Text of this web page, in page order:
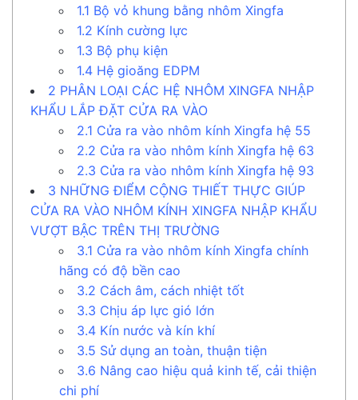
1.1 Bộ vỏ khung bằng nhôm Xingfa
1.2 Kính cường lực
1.3 Bộ phụ kiện
1.4 Hệ gioăng EDPM
2 PHÂN LOẠI CÁC HỆ NHÔM XINGFA NHẬP
KHẨU LẮP ĐẶT CỬA RA VÀO
2.1 Cửa ra vào nhôm kính Xingfa hệ 55
2.2 Cửa ra vào nhôm kính Xingfa hệ 63
2.3 Cửa ra vào nhôm kính Xingfa hệ 93
3 NHỮNG ĐIỂM CỘNG THIẾT THỰC GIÚP
CỬA RA VÀO NHÔM KÍNH XINGFA NHẬP KHẨU
VƯỢT BẬC TRÊN THỊ TRƯỜNG
3.1 Cửa ra vào nhôm kính Xingfa chính
hãng có độ bền cao
3.2 Cách âm, cách nhiệt tốt
3.3 Chịu áp lực gió lớn
3.4 Kín nước và kín khí
3.5 Sử dụng an toàn, thuận tiện
3.6 Nâng cao hiệu quả kinh tế, cải thiện
chi phí